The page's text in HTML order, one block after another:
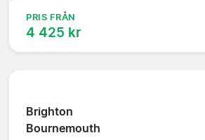
PRIS FRÅN
4 425 kr
Brighton
Bournemouth